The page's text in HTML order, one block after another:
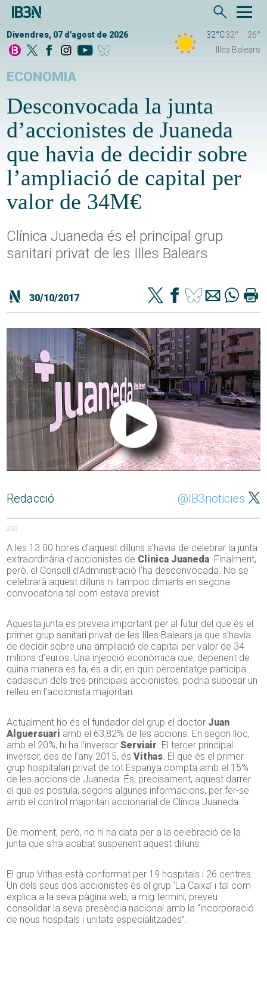
Divendres, 07 d'agost de 2026 32°C32°
26°
Illes Balears
ECONOMIA
Desconvocada la junta
d’accionistes de Juaneda
que havia de decidir sobre
l’ampliació de capital per
valor de 34M€
Clínica Juaneda és el principal grup
sanitari privat de les Illes Balears
30/10/2017
Redacció @IB3noticies
203
A les 13.00 hores d’aquest dilluns s’havia de celebrar la junta
extraordinària d’accionistes de Clínica Juaneda. Finalment,
però, el Consell d’Administració l’ha desconvocada. No se
celebrarà aquest dilluns ni tampoc dimarts en segona
convocatòria tal com estava previst.
Aquesta junta es preveia important per al futur del que és el
primer grup sanitari privat de les Illes Balears ja que s’havia
de decidir sobre una ampliació de capital per valor de 34
milions d’euros. Una injecció econòmica que, depenent de
quina manera es fa, és a dir, en quin percentatge participa
cadascun dels tres principals accionistes, podria suposar un
relleu en l’accionista majoritari.
Actualment ho és el fundador del grup el doctor Juan
Alguersuari amb el 63,82% de les accions. En segon lloc,
amb el 20%, hi ha l’inversorServiair. El tercer principal
inversor, des de l’any 2015, ésVithas. El que és el primer
grup hospitalari privat de tot Espanya compta amb el 15%
de les accions de Juaneda. És, precisament, aquest darrer
el que es postula, segons algunes informacions, per fer-se
amb el control majoritari accionarial de Clínica Juaneda.
De moment, però, no hi ha data per a la celebració de la
junta que s’ha acabat suspenent aquest dilluns.
El grup Vithas està conformat per 19 hospitals i 26 centres.
Un dels seus dos accionistes és el grup ‘La Caixa’ i tal com
explica a la seva pàgina web, a mig termini, preveu
consolidar la seva presència nacional amb la “incorporació
de nous hospitals i unitats especialitzades”.